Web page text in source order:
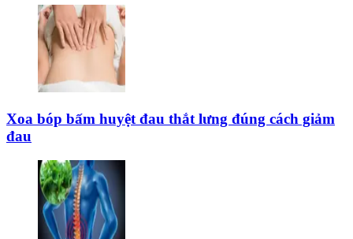
Xoa bóp bấm huyệt đau thắt lưng đúng cách giảm
đau